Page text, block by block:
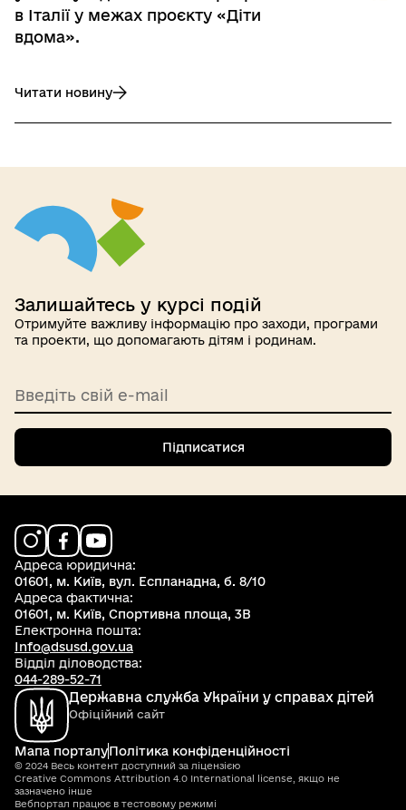
в Італії у межах проєкту «Діти
вдома».
Читати новину
до 40 українських дітей взяли участь у відпочинковій
Залишайтесь у курсі подій
Отримуйте важливу інформацію про заходи, програми
та проекти, що допомагають дітям і родинам.
Введіть свій e-mail
Підписатися
Державна служба України у справах дітей
Офіційний сайт
Мапа порталуПолітика конфіденційності
Адреса юридична:
01601, м. Київ, вул. Еспланадна, б. 8/10
Адреса фактична:
01601, м. Київ, Спортивна площа, 3В
Електронна пошта:
Info@dsusd.gov.ua
Відділ діловодства:
044-289-52-71
© 2024 Весь контент доступний за ліцензією
Creative Commons Attribution 4.0 International license, якщо не
зазначено інше
Вебпортал працює в тестовому режимі